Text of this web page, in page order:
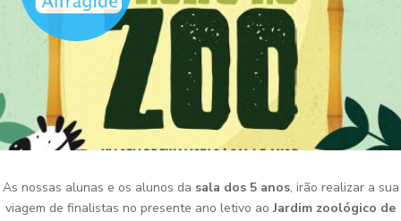
As nossas alunas e os alunos da sala dos 5 anos, irão realizar a sua
viagem de finalistas no presente ano letivo ao Jardim zoológico de